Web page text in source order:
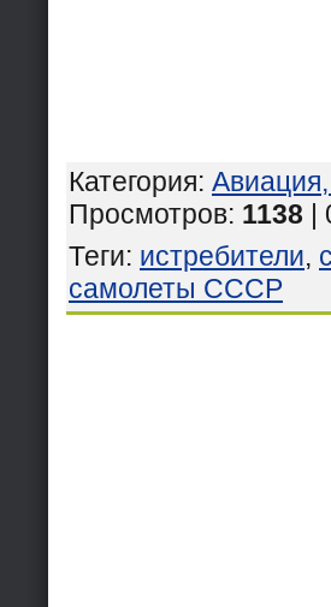
Категория:
Просмотров: 1138 |
Теги: истребители,
самолеты СССР